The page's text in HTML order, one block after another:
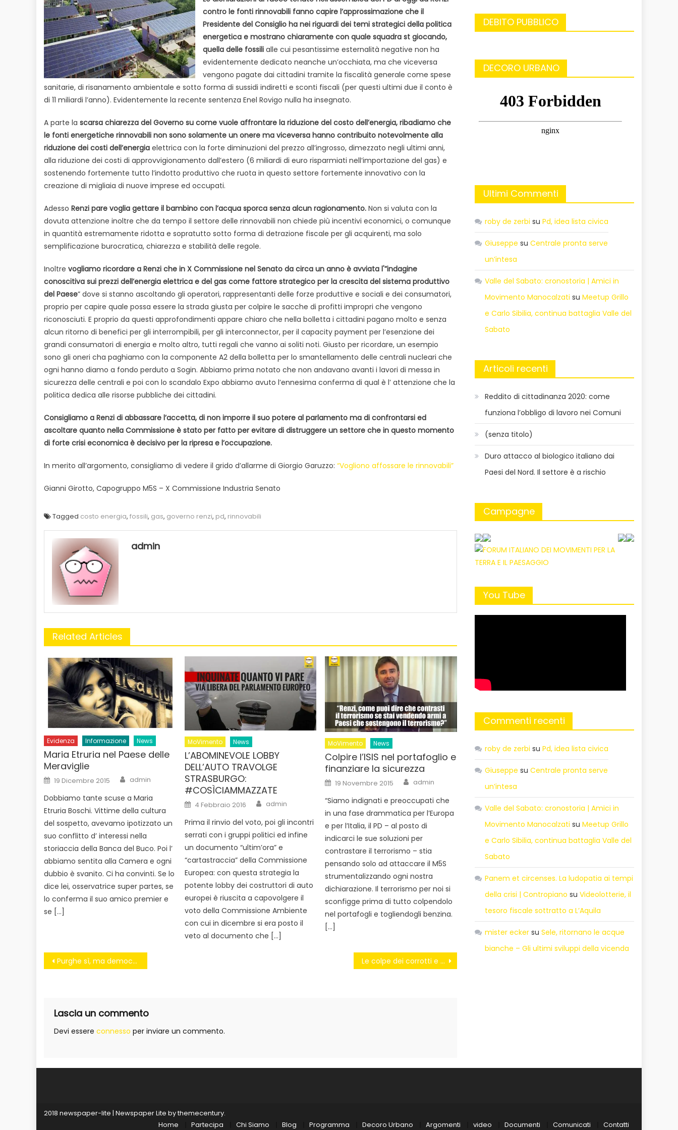
contro le fonti rinnovabili fanno capire l’approssimazione che il
Presidente del Consiglio ha nei riguardi dei temi strategici della politica
energetica e mostrano chiaramente con quale squadra st giocando,
quella delle fossili alle cui pesantissime esternalità negative non ha
evidentemente dedicato neanche un’occhiata, ma che viceversa
vengono pagate dai cittadini tramite la fiscalità generale come spese
sanitarie, di risanamento ambientale e sotto forma di sussidi indiretti e sconti fiscali (per questi ultimi due il conto è
di 11 miliardi l’anno). Evidentemente la recente sentenza Enel Rovigo nulla ha insegnato.
A parte la scarsa chiarezza del Governo su come vuole affrontare la riduzione del costo dell’energia, ribadiamo che
le fonti energetiche rinnovabili non sono solamente un onere ma viceversa hanno contribuito notevolmente alla
riduzione dei costi dell’energia elettrica con la forte diminuzioni del prezzo all’ingrosso, dimezzato negli ultimi anni,
alla riduzione dei costi di approvvigionamento dall’estero (6 miliardi di euro risparmiati nell’importazione del gas) e
sostenendo fortemente tutto l’indotto produttivo che ruota in questo settore fortemente innovativo con la
creazione di migliaia di nuove imprese ed occupati.
Adesso Renzi pare voglia gettare il bambino con l’acqua sporca senza alcun ragionamento. Non si valuta con la
dovuta attenzione inoltre che da tempo il settore delle rinnovabili non chiede più incentivi economici, o comunque
in quantità estremamente ridotta e sopratutto sotto forma di detrazione fiscale per gli acquirenti, ma solo
semplificazione burocratica, chiarezza e stabilità delle regole.
Inoltre vogliamo ricordare a Renzi che in X Commissione nel Senato da circa un anno è avviata l'”indagine
conoscitiva sui prezzi dell’energia elettrica e del gas come fattore strategico per la crescita del sistema produttivo
del Paese” dove si stanno ascoltando gli operatori, rappresentanti delle forze produttive e sociali e dei consumatori,
proprio per capire quale possa essere la strada giusta per colpire le sacche di profitti impropri che vengono
riconosciuti. E proprio da questi approfondimenti appare chiaro che nella bolletta i cittadini pagano molto e senza
alcun ritorno di benefici per gli interrompibili, per gli interconnector, per il capacity payment per l’esenzione dei
grandi consumatori di energia e molto altro, tutti regali che vanno ai soliti noti. Giusto per ricordare, un esempio
sono gli oneri cha paghiamo con la componente A2 della bolletta per lo smantellamento delle centrali nucleari che
ogni hanno diamo a fondo perduto a Sogin. Abbiamo prima notato che non andavano avanti i lavori di messa in
sicurezza delle centrali e poi con lo scandalo Expo abbiamo avuto l’ennesima conferma di qual è l’ attenzione che la
politica dedica alle risorse pubbliche dei cittadini.
Consigliamo a Renzi di abbassare l’accetta, di non imporre il suo potere al parlamento ma di confrontarsi ed
ascoltare quanto nella Commissione è stato per fatto per evitare di distruggere un settore che in questo momento
di forte crisi economica è decisivo per la ripresa e l’occupazione.
In merito all’argomento, consigliamo di vedere il grido d’allarme di Giorgio Garuzzo: “Vogliono affossare le rinnovabili”
Gianni Girotto, Capogruppo M5S – X Commissione Industria Senato
Tagged costo energia, fossili, gas, governo renzi, pd, rinnovabili
admin
Related Articles
Evidenza Informazione News
Maria Etruria nel Paese delle
Meraviglie
Posted
on
19 Dicembre 2015 Author
admin
Dobbiamo tante scuse a Maria
Etruria Boschi. Vittime della cultura
del sospetto, avevamo ipotizzato un
suo conflitto d’ interessi nella
storiaccia della Banca del Buco. Poi l’
abbiamo sentita alla Camera e ogni
dubbio è svanito. Ci ha convinti. Se lo
dice lei, osservatrice super partes, se
lo conferma il suo amico premier e
se […]
MoVimento News
L’ABOMINEVOLE LOBBY
DELL’AUTO TRAVOLGE
STRASBURGO:
#COSÌCIAMMAZZATE
Posted
on
4 Febbraio 2016 Author
admin
Prima il rinvio del voto, poi gli incontri
serrati con i gruppi politici ed infine
un documento “ultim’ora” e
“cartastraccia” della Commissione
Europea: con questa strategia la
potente lobby dei costruttori di auto
europei è riuscita a capovolgere il
voto della Commissione Ambiente
con cui in dicembre si era posto il
veto al documento che […]
MoVimento News
Colpire l’ISIS nel portafoglio e
finanziare la sicurezza
Posted
on
19 Novembre 2015 Author
admin
“Siamo indignati e preoccupati che
in una fase drammatica per l’Europa
e per l’Italia, il PD – al posto di
indicarci le sue soluzioni per
contrastare il terrorismo – stia
pensando solo ad attaccare il M5S
strumentalizzando ogni nostra
dichiarazione. Il terrorismo per noi si
sconfigge prima di tutto colpendolo
nel portafogli e togliendogli benzina.
[…]
Navigazione
Purghe sì, ma democratiche Le colpe dei corrotti e di chi si è abituato
Lascia un commento
Devi essere connesso per inviare un commento.
DEBITO PUBBLICO
DECORO URBANO
Ultimi Commenti
roby de zerbi suPd, idea lista civica
Giuseppe suCentrale pronta serve
un’intesa
Valle del Sabato: cronostoria | Amici in
Movimento Manocalzati suMeetup Grillo
e Carlo Sibilia, continua battaglia Valle del
Sabato
Articoli recenti
Reddito di cittadinanza 2020: come
funziona l’obbligo di lavoro nei Comuni
(senza titolo)
Duro attacco al biologico italiano dai
Paesi del Nord. Il settore è a rischio
Campagne
You Tube
Commenti recenti
roby de zerbi suPd, idea lista civica
Giuseppe suCentrale pronta serve
un’intesa
Valle del Sabato: cronostoria | Amici in
Movimento Manocalzati suMeetup Grillo
e Carlo Sibilia, continua battaglia Valle del
Sabato
Panem et circenses. La ludopatia ai tempi
della crisi | Contropiano suVideolotterie, il
tesoro fiscale sottratto a L’Aquila
mister ecker suSele, ritornano le acque
bianche – Gli ultimi sviluppi della vicenda
2018 newspaper-lite | Newspaper Lite bythemecentury.
Home
Partecipa Chi Siamo Blog Programma Decoro Urbano Argomenti video Documenti Comunicati Contatti